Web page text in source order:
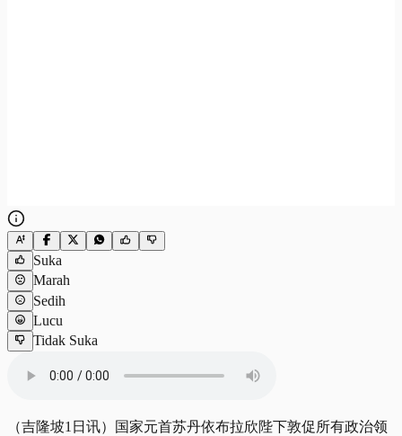
Suka
Marah
Sedih
Lucu
Tidak Suka
（吉隆坡1日讯）国家元首苏丹依布拉欣陛下敦促所有政治领